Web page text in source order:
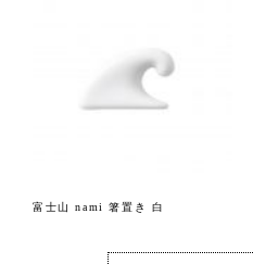
富士山 nami 箸置き 白